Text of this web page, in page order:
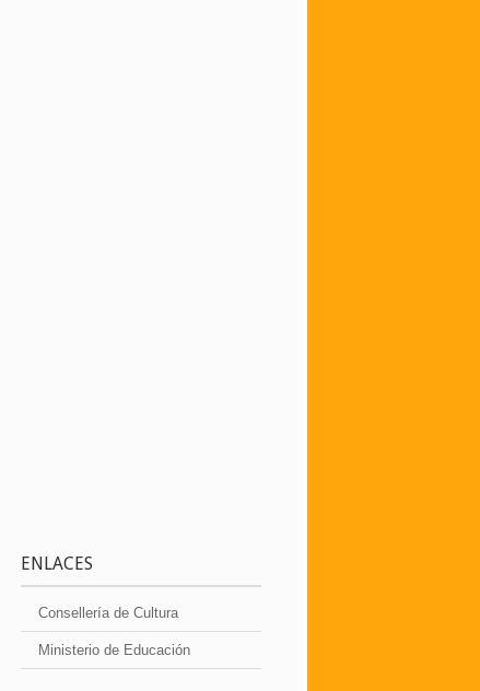
ENLACES
Consellería de Cultura
Ministerio de Educación